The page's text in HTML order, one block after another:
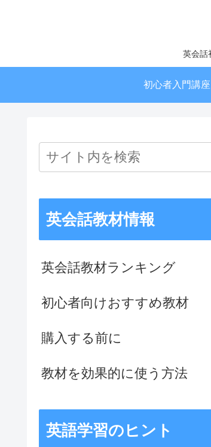
英会話
初心者入門講座
英会話教材情報
英会話教材ランキング
初心者向けおすすめ教材
購入する前に
教材を効果的に使う方法
英語学習のヒント